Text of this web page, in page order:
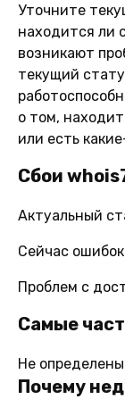
Уточните
находится ли
возникают
текущий
о том,
или есть
Сбои
Актуальный
Сейчас
Проблем с
Самые
Не
Почему